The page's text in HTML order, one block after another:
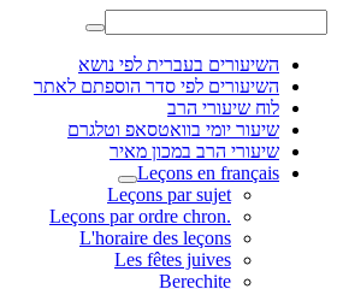
השיעורים בעברית לפי נושא
השיעורים לפי סדר הוספתם לאתר
לוח שיעורי הרב
שיעור יומי בוואטסאפ וטלגרם
שיעורי הרב במכון מאיר
Leçons en français
Leçons par sujet
.Leçons par ordre chron
L'horaire des leçons
Les fêtes juives
Berechite